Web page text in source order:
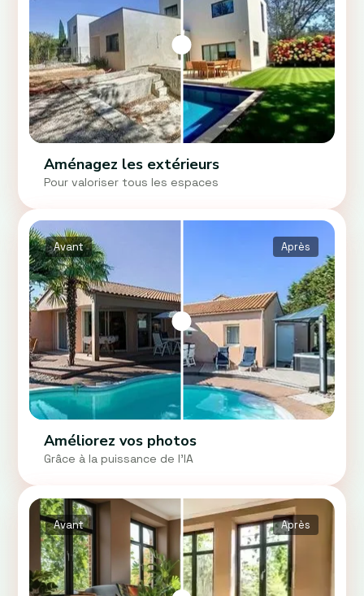
Aménagez les extérieurs
Pour valoriser tous les espaces
Avant Après
Améliorez vos photos
Grâce à la puissance de l'IA
Avant Après